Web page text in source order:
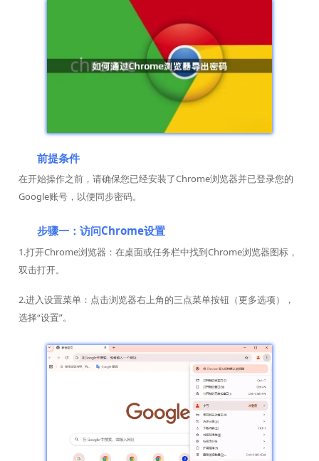
前提条件
在开始操作之前，请确保您已经安装了Chrome浏览器并已登录您的
Google账号，以便同步密码。
步骤一：访问Chrome设置
1.打开Chrome浏览器：在桌面或任务栏中找到Chrome浏览器图标，
双击打开。
2.进入设置菜单：点击浏览器右上角的三点菜单按钮（更多选项），
选择“设置”。